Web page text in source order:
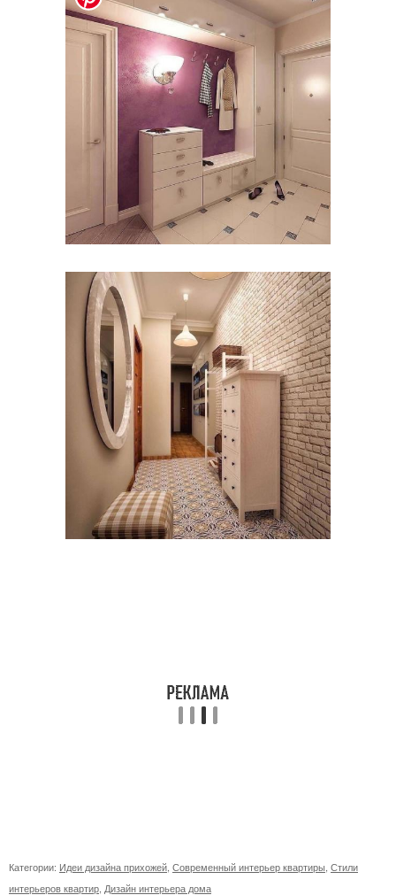
Категории: Идеи дизайна прихожей Современный интерьер квартиры Стили
интерьеров квартир Дизайн интерьера дома